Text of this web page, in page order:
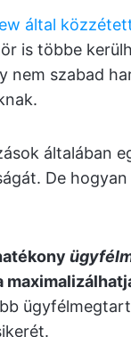
által
is többe
nem szabad
általában
De